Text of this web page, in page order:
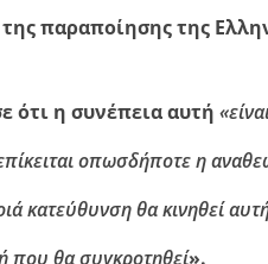
παραποίησης της
ότι η συνέπεια αυτή
οπωσδήποτε η
κατεύθυνση θα κινηθεί
που θα συγκροτηθεί».